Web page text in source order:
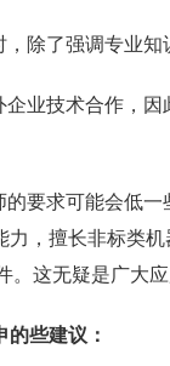
除了强调专业知
业技术合作，
要求可能会低
，擅长非标类
这无疑是广大应
些建议：